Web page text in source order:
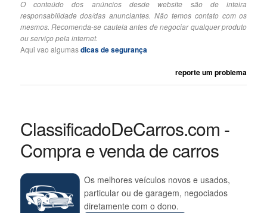
O conteúdo dos anúncios desde website são de inteira
responsabilidade dos/das anunciantes. Não temos contato com os
mesmos. Recomenda-se cautela antes de negociar qualquer produto
ou serviço pela internet.
Aqui vao algumasdicas de segurança
reporte um problema
ClassificadoDeCarros.com -
Compra e venda de carros
Os melhores veículos novos e usados,
particular ou de garagem, negociados
diretamente com o dono.